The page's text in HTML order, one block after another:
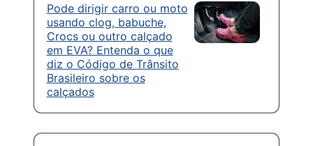
Pode dirigir carro ou moto
usando clog, babuche,
Crocs ou outro calçado
em EVA? Entenda o que
diz o Código de Trânsito
Brasileiro sobre os
calçados